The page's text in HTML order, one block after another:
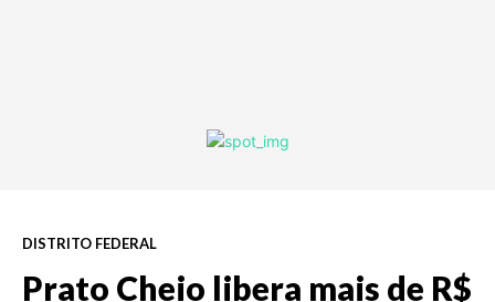
DISTRITO FEDERAL
Prato Cheio libera mais de R$